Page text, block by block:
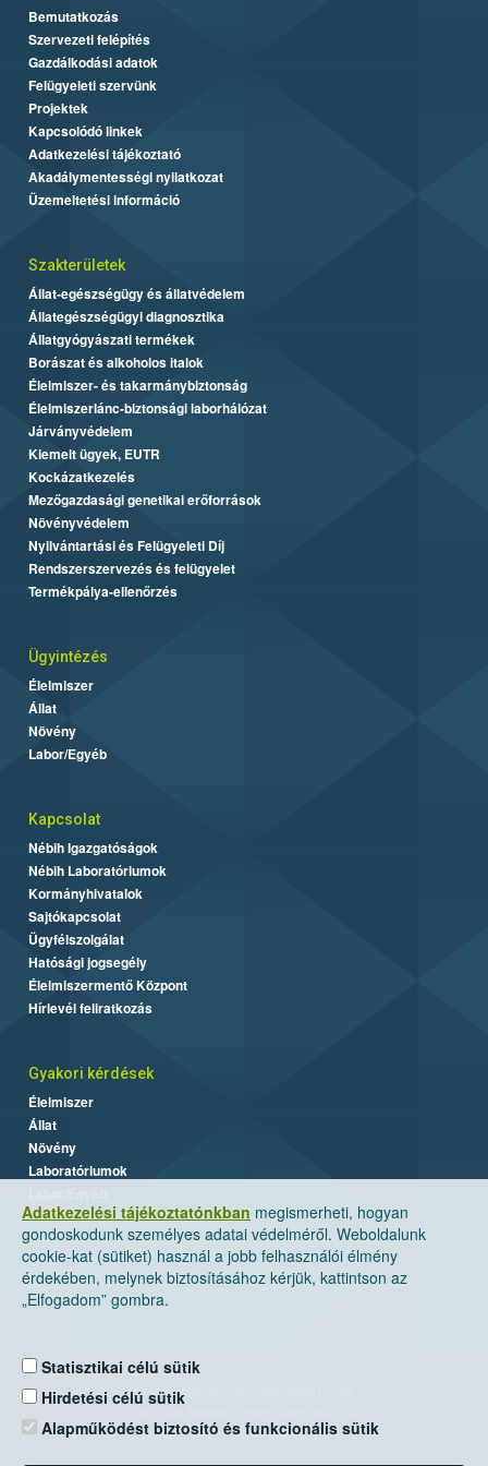
Adatkezelési tájékoztatónkban megismerheti, hogyan
gondoskodunk személyes adatai védelméről. Weboldalunk
cookie-kat (sütiket) használ a jobb felhasználói élmény
érdekében, melynek biztosításához kérjük, kattintson az
„Elfogadom” gombra.
Statisztikai célú sütik
Hirdetési célú sütik
Alapműködést biztosító és funkcionális sütik
Bemutatkozás
Szervezeti felépítés
Gazdálkodási adatok
Felügyeleti szervünk
Projektek
Kapcsolódó linkek
Adatkezelési tájékoztató
Akadálymentességi nyilatkozat
Üzemeltetési információ
Szakterületek
Állat-egészségügy és állatvédelem
Állategészségügyi diagnosztika
Állatgyógyászati termékek
Borászat és alkoholos italok
Élelmiszer- és takarmánybiztonság
Élelmiszerlánc-biztonsági laborhálózat
Járványvédelem
Kiemelt ügyek, EUTR
Kockázatkezelés
Mezőgazdasági genetikai erőforrások
Növényvédelem
Nyilvántartási és Felügyeleti Díj
Rendszerszervezés és felügyelet
Termékpálya-ellenőrzés
Ügyintézés
Élelmiszer
Állat
Növény
Labor/Egyéb
Kapcsolat
Nébih Igazgatóságok
Nébih Laboratóriumok
Kormányhivatalok
Sajtókapcsolat
Ügyfélszolgálat
Hatósági jogsegély
Élelmiszermentő Központ
Hírlevél feliratkozás
Gyakori kérdések
Élelmiszer
Állat
Növény
Laboratóriumok
Nemzeti Élelmiszerlánc-biztonsági Hivatal
Levelezési cím: 1525 Budapest. Pf. 30.